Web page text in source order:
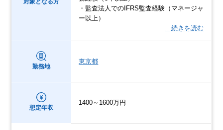
・監査法人でのIFRS監査経験（マネージャ
ー以上）
…続きを読む
勤務地
東京都
想定年収
1400～1600万円